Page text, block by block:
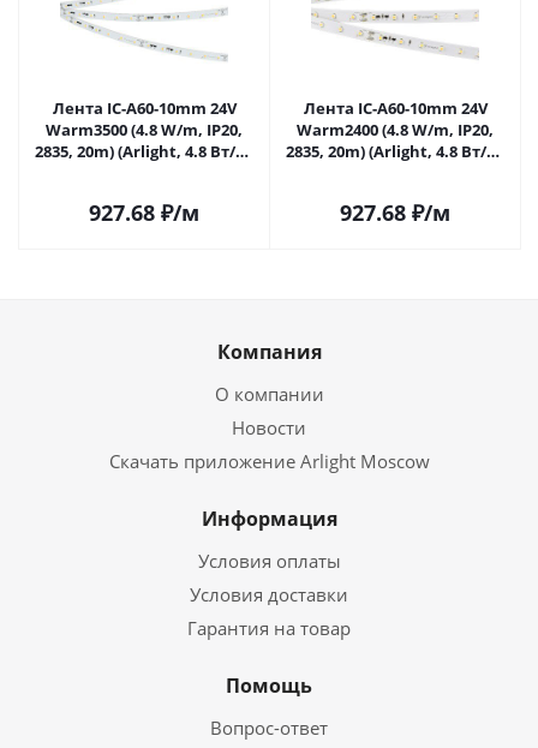
Лента IC-A60-10mm 24V
Warm3500 (4.8 W/m, IP20,
2835, 20m) (Arlight, 4.8 Вт/м,
927.68 ₽/м
Лента IC-A60-10mm 24V
Warm2400 (4.8 W/m, IP20,
2835, 20m) (Arlight, 4.8 Вт/м,
927.68 ₽/м
Компания
О компании
Новости
Скачать приложение Arlight Moscow
Информация
Условия оплаты
Условия доставки
Гарантия на товар
Помощь
Вопрос-ответ